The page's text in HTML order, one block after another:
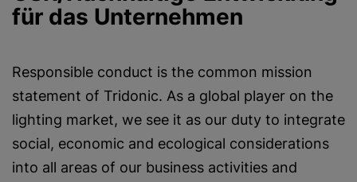
für das Unternehmen
Responsible conduct is the common mission
statement of Tridonic. As a global player on the
lighting market, we see it as our duty to integrate
social, economic and ecological considerations
into all areas of our business activities and